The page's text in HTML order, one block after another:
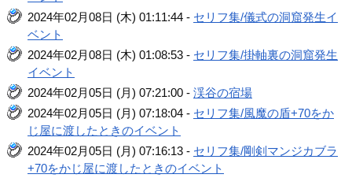
2024年02月08日 (木) 01:11:44 - セリフ集/儀式の洞窟発生イ
ベント
2024年02月08日 (木) 01:08:53 - セリフ集/掛軸裏の洞窟発生
イベント
2024年02月05日 (月) 07:21:00 -渓谷の宿場
2024年02月05日 (月) 07:18:04 - セリフ集/風魔の盾+70をか
じ屋に渡したときのイベント
2024年02月05日 (月) 07:16:13 - セリフ集/剛剣マンジカブラ
+70をかじ屋に渡したときのイベント